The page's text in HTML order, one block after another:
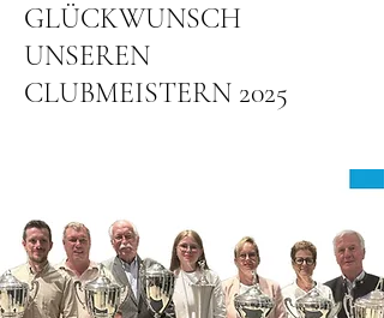
GLÜCKWUNSCH
UNSEREN
CLUBMEISTERN 2025